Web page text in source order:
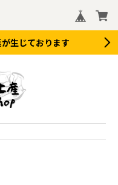
生じております